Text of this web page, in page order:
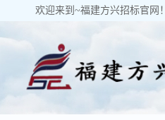
欢迎来到~福建方兴招标官网！